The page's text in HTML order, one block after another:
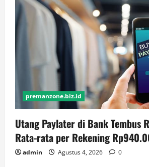
premanzone.biz.id
Utang Paylater di Bank Tembus
Rata-rata per Rekening
admin Agustus 4, 2026 0